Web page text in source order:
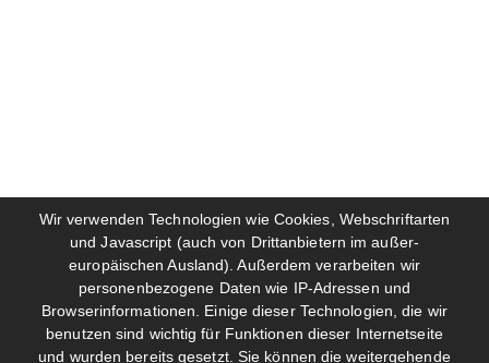
Wir verwenden Technologien wie Cookies, Webschriftarten
und Javascript (auch von Drittanbietern im außer-
europäischen Ausland). Außerdem verarbeiten wir
personenbezogene Daten wie IP-Adressen und
Browserinformationen. Einige dieser Technologien, die wir
benutzen sind wichtig für Funktionen dieser Internetseite
und wurden bereits gesetzt. Sie können die weitergehende